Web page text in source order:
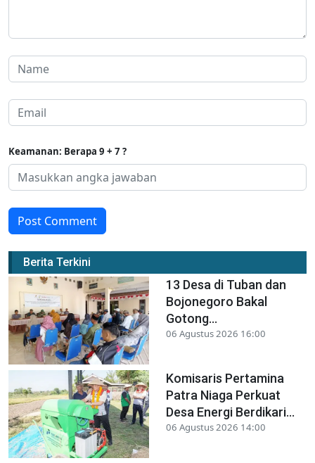
Keamanan: Berapa 9 + 7 ?
Post Comment
Berita Terkini
13 Desa di Tuban dan
Bojonegoro Bakal
Gotong...
06 Agustus 2026 16:00
Komisaris Pertamina
Patra Niaga Perkuat
Desa Energi Berdikari...
06 Agustus 2026 14:00